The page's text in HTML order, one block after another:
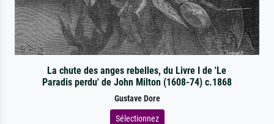
La chute des anges rebelles, du Livre I de 'Le
Paradis perdu' de John Milton (1608-74) c.1868
Gustave Dore
Sélectionnez